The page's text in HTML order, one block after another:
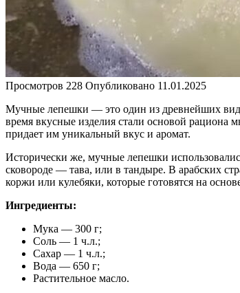
Просмотров 228 Опубликовано 11.01.2025
Мучные лепешки — это один из древнейших
время вкусные изделия стали основой рациона
придает им уникальный вкус и аромат.
Исторически же, мучные лепешки
сковороде — тава, или в тандыре. В арабских
коржи или кулебяки, которые готовятся на
Ингредиенты:
Мука — 300 г;
Соль — 1 ч.л.;
Сахар — 1 ч.л.;
Вода — 650 г;
Растительное масло.